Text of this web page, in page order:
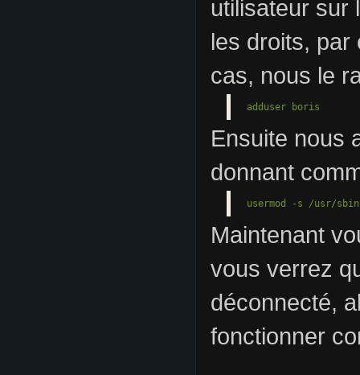
utilisateur sur
les droits,
cas, nous le
adduser boris
Ensuite nous
donnant
usermod -s /usr/
Maintenant
vous verrez
déconnecté,
fonctionner